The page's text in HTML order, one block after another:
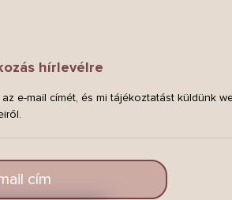
hírlevélre
e-mail címét, és mi tájékoztatást küldünk